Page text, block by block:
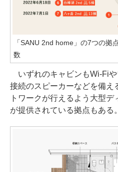
「SANU 2nd home」の7つの拠
数
いずれのキャビンもWi-Fi
接続のスピーカーなどを備え
トワークが行えるよう大型
が提供されている拠点もある。